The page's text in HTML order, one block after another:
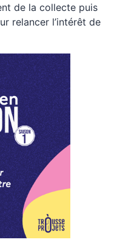
de la collecte puis
relancer l’intérêt de